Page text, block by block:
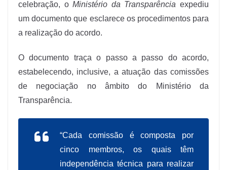
celebração, oMinistério da Transparência expediu
um documento que esclarece os procedimentos para
a realização do acordo.
O documento traça o passo a passo do acordo,
estabelecendo, inclusive, a atuação das comissões
de negociação no âmbito do Ministério da
Transparência.
“Cada comissão é composta por
cinco membros, os quais têm
independência técnica para realizar